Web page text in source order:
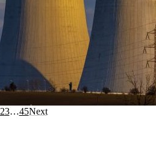
23…45Next